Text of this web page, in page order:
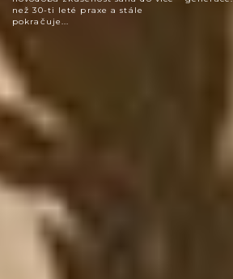
než 30-ti leté praxe a stále
pokračuje...